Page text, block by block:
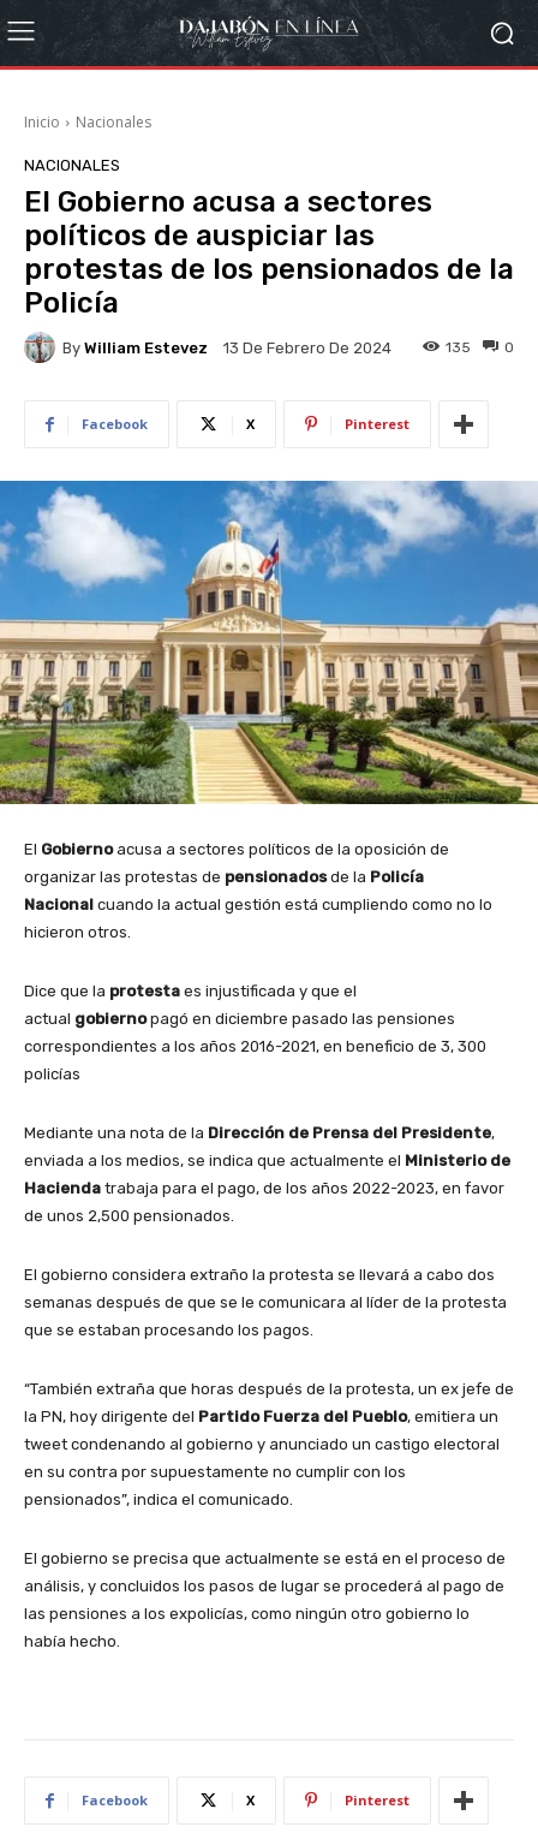
Inicio Nacionales
NACIONALES
El Gobierno acusa a sectores
políticos de auspiciar las
protestas de los pensionados de la
Policía
By William Estevez 13 De Febrero De 2024 0
135
Facebook X Pinterest
El Gobiernoacusa a sectores políticos de la oposición de
organizar las protestas de pensionadosde la Policía
Nacional cuando la actual gestión está cumpliendo como no lo
hicieron otros.
Dice que la protesta es injustificada y que el
actual gobiernopagó en diciembre pasado las pensiones
correspondientes a los años 2016-2021, en beneficio de 3, 300
policías
Mediante una nota de la Dirección de Prensa del Presidente,
enviada a los medios, se indica que actualmente el Ministerio de
Hacienda trabaja para el pago, de los años 2022-2023, en favor
de unos 2,500 pensionados.
El gobierno considera extraño la protesta se llevará a cabo dos
semanas después de que se le comunicara al líder de la protesta
que se estaban procesando los pagos.
“También extraña que horas después de la protesta, un ex jefe de
la PN, hoy dirigente del Partido Fuerza del Pueblo, emitiera un
tweet condenando al gobierno y anunciado un castigo electoral
en su contra por supuestamente no cumplir con los
pensionados”, indica el comunicado.
El gobierno se precisa que actualmente se está en el proceso de
análisis, y concluidos los pasos de lugar se procederá al pago de
las pensiones a los expolicías, como ningún otro gobierno lo
había hecho.
Facebook X Pinterest